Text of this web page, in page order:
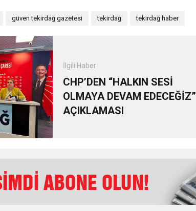
güven tekirdağ gazetesi tekirdağ tekirdağ haber
İlgili Haber
CHP’DEN “HALKIN SESİ
OLMAYA DEVAM EDECEĞİZ”
AÇIKLAMASI